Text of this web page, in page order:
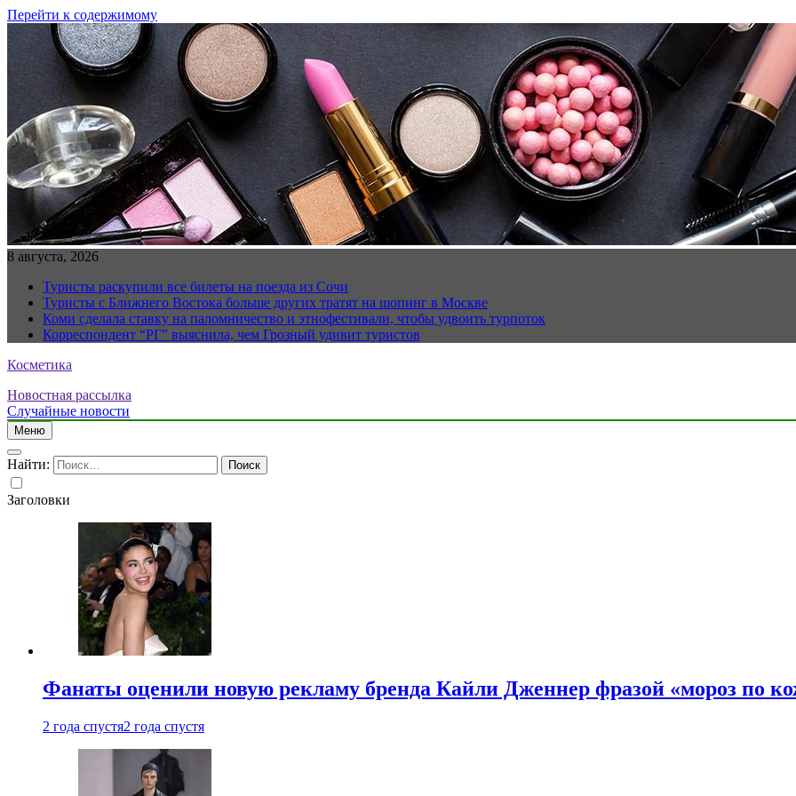
Перейти к содержимому
8 августа, 2026
Туристы раскупили все билеты на поезда из Сочи
Туристы с Ближнего Востока больше других тратят на шопинг в Москве
Коми сделала ставку на паломничество и этнофестивали, чтобы удвоить турпоток
Корреспондент “РГ” выяснила, чем Грозный удивит туристов
Косметика
Новостная рассылка
Случайные новости
Меню
Найти:
Заголовки
Фанаты оценили новую рекламу бренда Кайли Дженнер фразой «мороз по
2 года спустя2 года спустя